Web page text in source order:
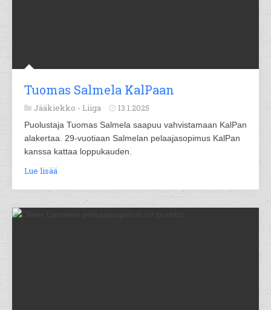
Tuomas Salmela KalPaan
Jääkiekko - Liiga 13.1.2025
Puolustaja Tuomas Salmela saapuu vahvistamaan KalPan
alakertaa. 29-vuotiaan Salmelan pelaajasopimus KalPan
kanssa kattaa loppukauden.
Lue lisää